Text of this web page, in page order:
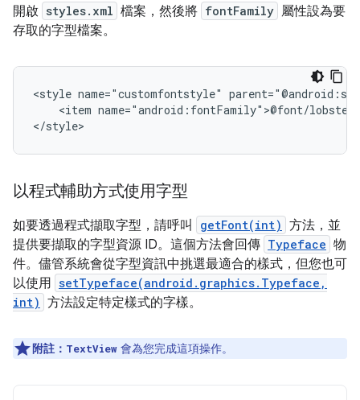
開啟 styles.xml 檔案，然後將 fontFamily 屬性設為要
存取的字型檔案。
<style name="customfontstyle"
<item name="android:fontFamily">@font/
</style>
以程式輔助方式使用字型
如要透過程式擷取字型，請呼叫 getFont(int) 方法，並
提供要擷取的字型資源 ID。這個方法會回傳 Typeface 物
件。儘管系統會從字型資訊中挑選最適合的樣式，但您也可
以使用 setTypeface(android.graphics.Typeface,
int) 方法設定特定樣式的字樣。
附註： TextView 會為您完成這項操作。